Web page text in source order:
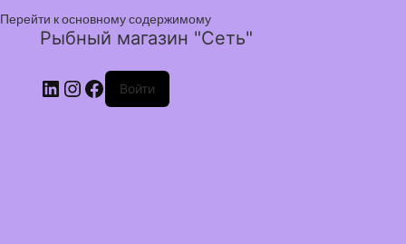
Перейти к основному содержимому
Рыбный магазин "Сеть"
Войти